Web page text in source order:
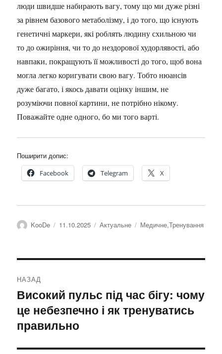
люди швидше набирають вагу, тому що ми дуже різні
за рівнем базового метаболізму, і до того, що існують
генетичні маркери, які роблять людину схильною чи
то до ожиріння, чи то до нездорової худорлявості, або
навпаки, покращують її можливості до того, щоб вона
могла легко коригувати свою вагу. Тобто нюансів
дуже багато, і якось давати оцінку іншим, не
розуміючи повної картини, не потрібно нікому.
Поважайте одне одного, бо ми того варті.
Поширити допис:
Facebook Telegram X
Автор
KooDe Оприлюднено
11.10.2025 Категорії
Актуальне Позначки
Медичне,Тренування
записів
НАЗАД
Попередній
запис:
Високий пульс під час бігу: чому
це небезпечно і як тренуватись
правильно